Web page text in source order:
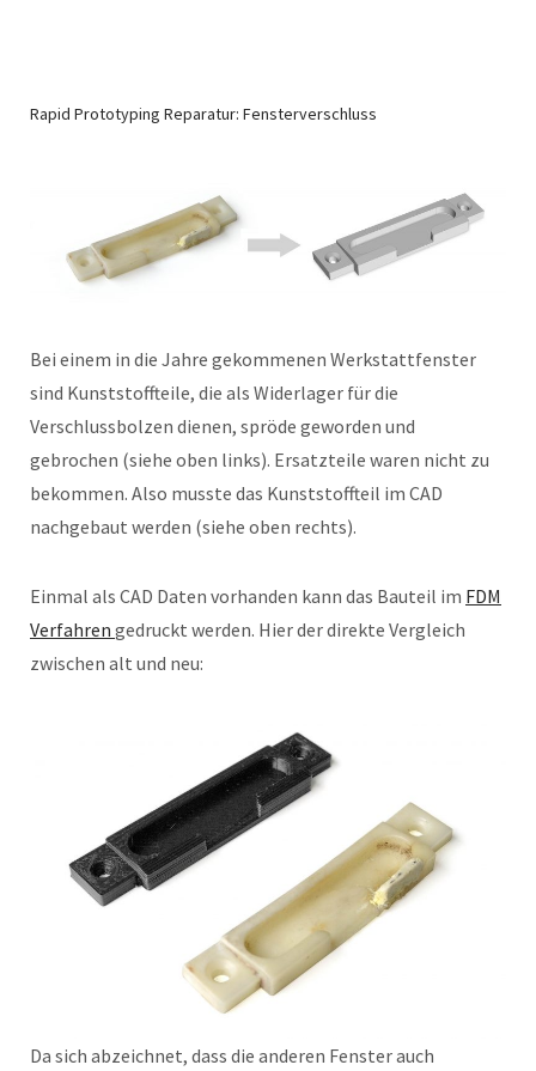
Rapid Prototyping Reparatur: Fensterverschluss
Bei einem in die Jahre gekommenen Werkstattfenster
sind Kunststoffteile, die als Widerlager für die
Verschlussbolzen dienen, spröde geworden und
gebrochen (siehe oben links). Ersatzteile waren nicht zu
bekommen. Also musste das Kunststoffteil im CAD
nachgebaut werden (siehe oben rechts).
Einmal als CAD Daten vorhanden kann das Bauteil im FDM
Verfahren gedruckt werden. Hier der direkte Vergleich
zwischen alt und neu:
Da sich abzeichnet, dass die anderen Fenster auch